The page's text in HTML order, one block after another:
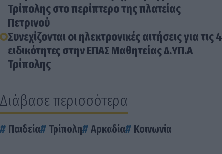
Τρίπολης στο περίπτερο της πλατείας
Πετρινού
Συνεχίζονται οι ηλεκτρονικές αιτήσεις για τις 4
ειδικότητες στην ΕΠΑΣ Μαθητείας Δ.ΥΠ.Α
Τρίπολης
Διάβασε περισσότερα
Παιδεία Τρίπολη Αρκαδία Κοινωνία